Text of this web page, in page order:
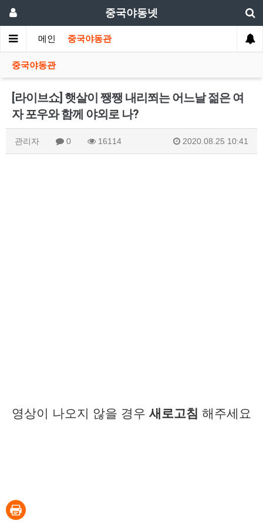
중국야동넷
메인 중국야동관
중국야동관
[라이브쇼] 햇살이 쨍쨍 내리쬐는 어느날 젊은 여
자 포우와 함께 야외로 나?
관리자 0 16114 2020.08.25 10:41
영상이 나오지 않을 경우 새로고침 해주세요